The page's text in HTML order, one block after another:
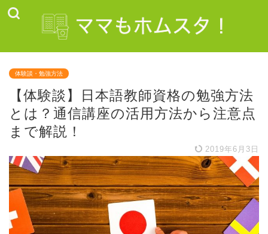
体験談・勉強方法
【体験談】日本語教師資格の勉強方法
とは？通信講座の活用方法から注意点
まで解説！
2019年6月3日